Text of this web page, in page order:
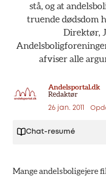
stå, og at
truende dødsdom
Direktør,
afviser alle
Andelsportal.dk
Redaktør
26 jan. 2011
Chat-resumé
Mange andelsboligejere